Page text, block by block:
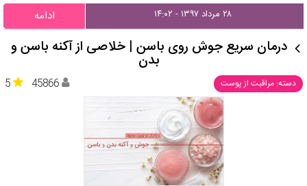
۲۸ مرداد ۱۳۹۷ - ۱۴:۰۲ ادامه
درمان سریع جوش روی باسن | خلاصی از آکنه باسن و
بدن
دسته: مراقبت از پوست 5 45866